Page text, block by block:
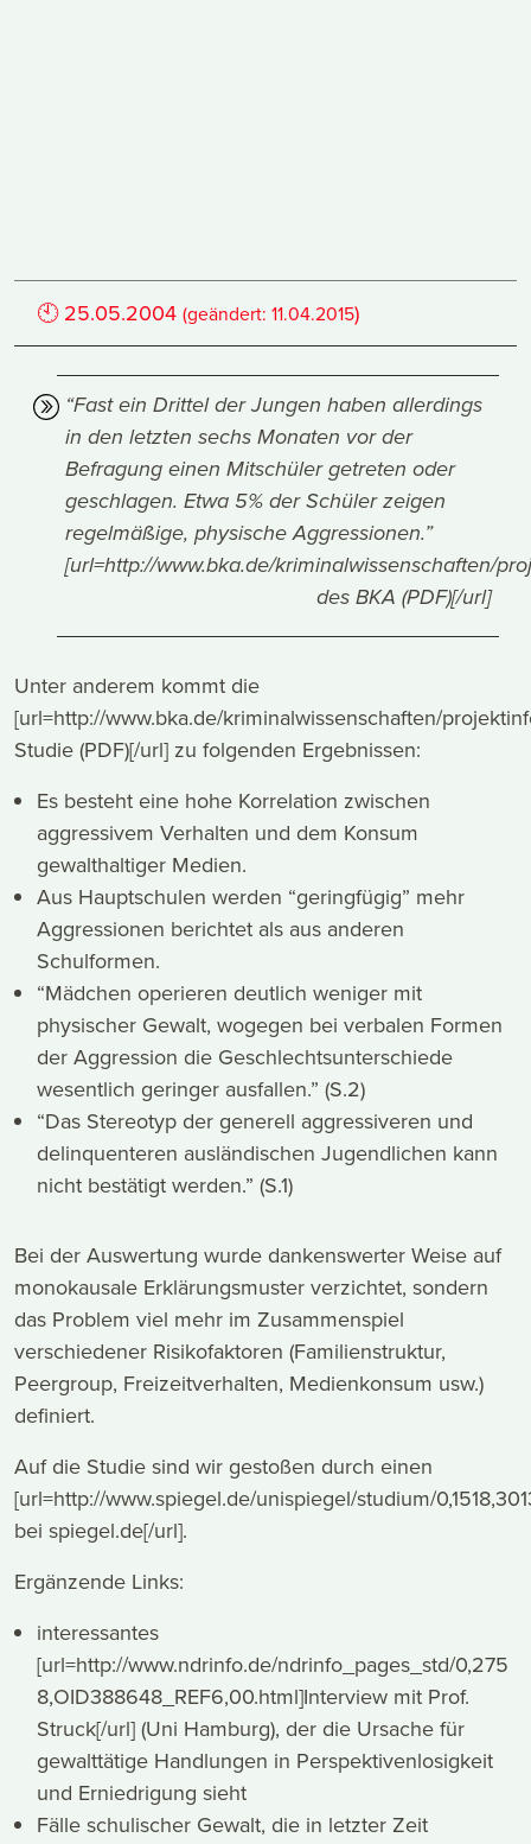
🕙 25.05.2004 (geändert:11.04.2015)
“Fast ein Drittel der Jungen haben allerdings
in den letzten sechs Monaten vor der
Befragung einen Mitschüler getreten oder
geschlagen. Etwa 5% der Schüler zeigen
regelmäßige, physische Aggressionen.”
[url=http://www.bka.de/kriminalwissenschaften/
des BKA (PDF)[/url]
Unter anderem kommt die
[url=http://www.bka.de/kriminalwissenschaften/
Studie (PDF)[/url] zu folgenden Ergebnissen:
Es besteht eine hohe Korrelation zwischen
aggressivem Verhalten und dem Konsum
gewalthaltiger Medien.
Aus Hauptschulen werden “geringfügig” mehr
Aggressionen berichtet als aus anderen
Schulformen.
“Mädchen operieren deutlich weniger mit
physischer Gewalt, wogegen bei verbalen Formen
der Aggression die Geschlechtsunterschiede
wesentlich geringer ausfallen.” (S.2)
“Das Stereotyp der generell aggressiveren und
delinquenteren ausländischen Jugendlichen kann
nicht bestätigt werden.” (S.1)
Bei der Auswertung wurde dankenswerter Weise auf
monokausale Erklärungsmuster verzichtet, sondern
das Problem viel mehr im Zusammenspiel
verschiedener Risikofaktoren (Familienstruktur,
Peergroup, Freizeitverhalten, Medienkonsum usw.)
definiert.
Auf die Studie sind wir gestoßen durch einen
[url=http://www.spiegel.de/unispiegel/studium/
bei spiegel.de[/url].
Ergänzende Links:
interessantes
[url=http://www.ndrinfo.de/ndrinfo_pages_std/0,275
8,OID388648_REF6,00.html]Interview mit Prof.
Struck[/url] (Uni Hamburg), der die Ursache für
gewalttätige Handlungen in Perspektivenlosigkeit
und Erniedrigung sieht
Fälle schulischer Gewalt, die in letzter Zeit